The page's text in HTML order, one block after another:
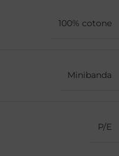
100% cotone
Minibanda
P/E